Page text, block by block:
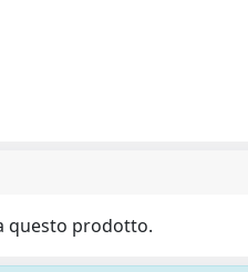
questo prodotto.